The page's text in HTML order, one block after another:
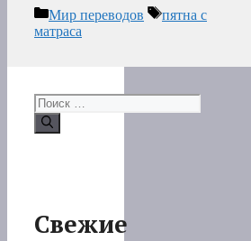
Рубрики
Мир переводов Метки
пятна с
матраса
Поиск:
Свежие